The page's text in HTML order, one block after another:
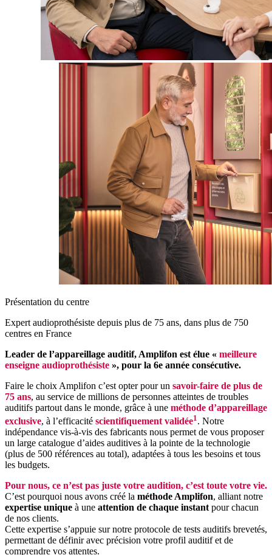
Présentation du centre
Expert audioprothésiste depuis plus de 75 ans, dans plus de 750
centres en France
Leader de l’appareillage auditif, Amplifon est élue « meilleure
enseigne audioprothésiste », pour la 6e année consécutive.
Faire le choix Amplifon c’est opter pour un savoir-faire de plus de
75 ans, au service de millions de personnes atteintes de troubles
auditifs partout dans le monde, grâce à une méthode d’appareillage
exclusive, à l’efficacité scientifiquement validée1. Notre
indépendance vis-à-vis des fabricants nous permet de vous proposer
un large catalogue d’aides auditives à la pointe de la technologie
(plus de 500 références au total), adaptées à tous les besoins et tous
les budgets.
Pour nous, ce n’est pas juste votre audition, c’est toute votre vie.
C’est pourquoi nous avons créé la méthode Amplifon, alliant notre
expertise unique à une attention de chaque instantpour chacun
de nos clients.
Cette expertise s’appuie sur notre protocole de tests auditifs brevetés,
permettant de définir avec précision votre profil auditif et de
comprendre vos attentes.